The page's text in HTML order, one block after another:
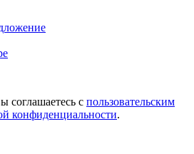
соглашаетесь с пользовательским
конфиденциальности.